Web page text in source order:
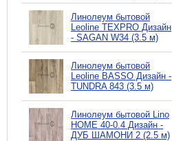
Линолеум бытовой
Leoline TEXPRO Дизайн
- SAGAN W34 (3.5 м)
Линолеум бытовой
Leoline BASSO Дизайн -
TUNDRA 843 (3.5 м)
Линолеум бытовой Lino
HOME 40-0.4 Дизайн -
ДУБ ШАМОНИ 2 (2.5 м)